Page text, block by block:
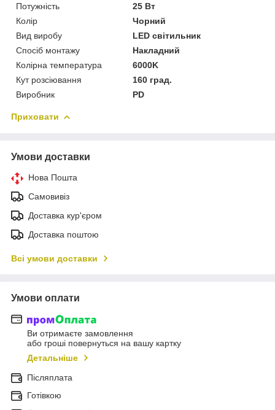
Потужність
25 Вт
Колір
Чорний
Вид виробу
LED світильник
Спосіб монтажу
Накладний
Колірна температура
6000K
Кут розсіювання
160 град.
Виробник
PD
Приховати
Умови доставки
Нова Пошта
Самовивіз
Доставка кур'єром
Доставка поштою
Всі умови доставки
Умови оплати
Ви отримаєте замовлення
або гроші повернуться на вашу картку
Детальніше
Післяплата
Готівкою